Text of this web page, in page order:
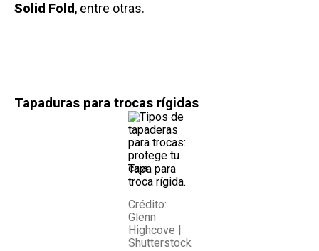
Solid Fold, entre otras.
Tapaduras para trocas rígidas
Tapa para
troca rígida.
Crédito:
Glenn
Highcove |
Shutterstock